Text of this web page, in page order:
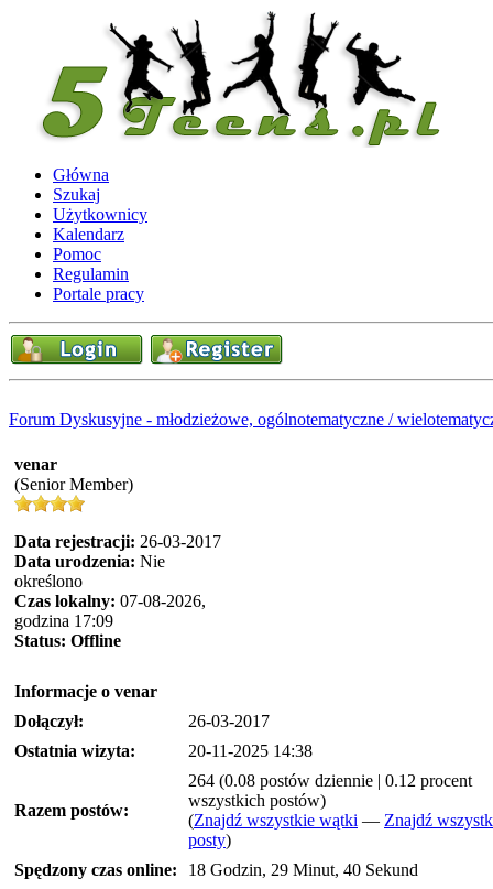
Główna
Szukaj
Użytkownicy
Kalendarz
Pomoc
Regulamin
Portale pracy
Forum Dyskusyjne - młodzieżowe, ogólnotematyczne /
venar
(Senior Member)
Data rejestracji: 26-03-2017
Data urodzenia: Nie
określono
Czas lokalny: 07-08-2026,
godzina 17:09
Status: Offline
Informacje o venar
Dołączył:
26-03-2017
Ostatnia wizyta:
20-11-2025 14:38
Razem postów:
264 (0.08 postów dziennie | 0.12 procent
wszystkich postów)
(Znajdź wszystkie wątki — Znajdź
posty)
Spędzony czas online:
18 Godzin, 29 Minut, 40 Sekund